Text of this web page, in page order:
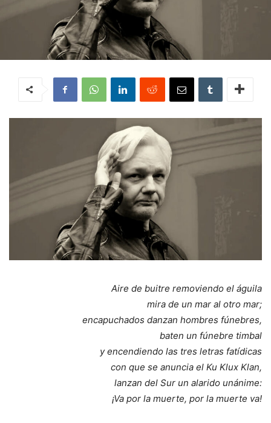
Aire de buitre removiendo el águila
mira de un mar al otro mar;
encapuchados danzan hombres fúnebres,
baten un fúnebre timbal
y encendiendo las tres letras fatídicas
con que se anuncia el Ku Klux Klan,
lanzan del Sur un alarido unánime:
¡Va por la muerte, por la muerte va!